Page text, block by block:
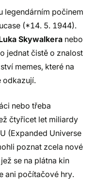
legendárním počinem
(*14. 5. 1944).
Skywalkera nebo
jednat čistě o znalost
memes, které na
odkazují.
nebo třeba
čtyřicet let miliardy
(Expanded Universe
poznat zcela nové
se na plátna kin
ani počítačové hry.